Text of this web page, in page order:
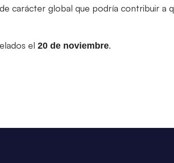
carácter global que podría contribuir a
el 20 de noviembre.